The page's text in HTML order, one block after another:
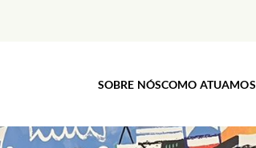
SOBRE NÓSCOMO ATUAMOS